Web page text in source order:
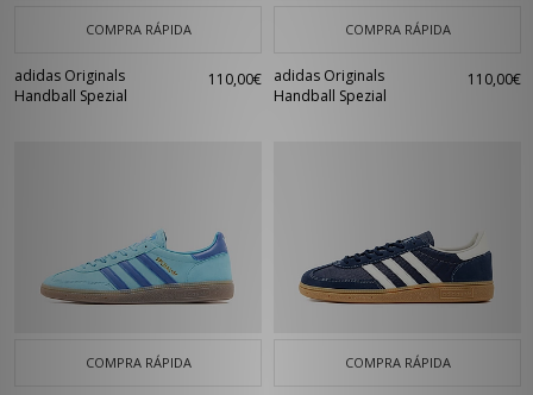
COMPRA RÁPIDA
adidas Originals
Handball Spezial
110,00€
COMPRA RÁPIDA
adidas Originals
Handball Spezial
110,00€
COMPRA RÁPIDA COMPRA RÁPIDA